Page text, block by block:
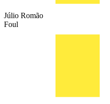
Júlio Romão
Foul